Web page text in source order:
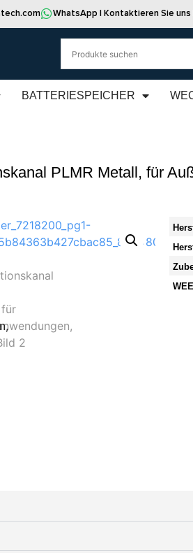
WhatsApp | Kontaktieren Sie
BATTERIESPEICHER
PLMR Metall, für